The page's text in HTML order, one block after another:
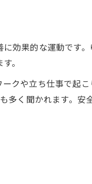
効果的な運動です
。
クや立ち仕事で起
多く聞かれます。